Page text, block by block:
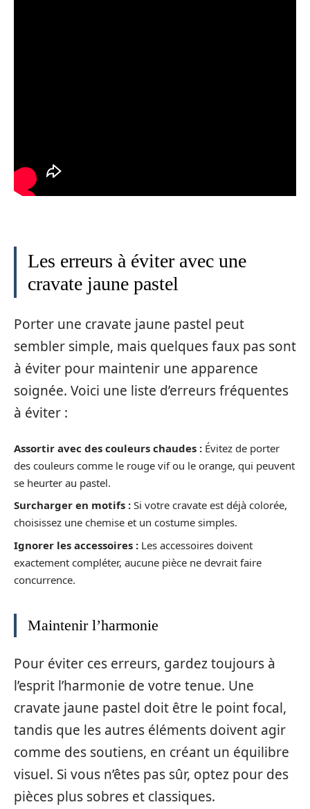
Les erreurs à éviter avec une
cravate jaune pastel
Porter une cravate jaune pastel peut
sembler simple, mais quelques faux pas sont
à éviter pour maintenir une apparence
soignée. Voici une liste d’erreurs fréquentes
à éviter :
Assortir avec des couleurs chaudes : Évitez de porter
des couleurs comme le rouge vif ou le orange, qui peuvent
se heurter au pastel.
Surcharger en motifs : Si votre cravate est déjà colorée,
choisissez une chemise et un costume simples.
Ignorer les accessoires : Les accessoires doivent
exactement compléter, aucune pièce ne devrait faire
concurrence.
Maintenir l’harmonie
Pour éviter ces erreurs, gardez toujours à
l’esprit l’harmonie de votre tenue. Une
cravate jaune pastel doit être le point focal,
tandis que les autres éléments doivent agir
comme des soutiens, en créant un équilibre
visuel. Si vous n’êtes pas sûr, optez pour des
pièces plus sobres et classiques.